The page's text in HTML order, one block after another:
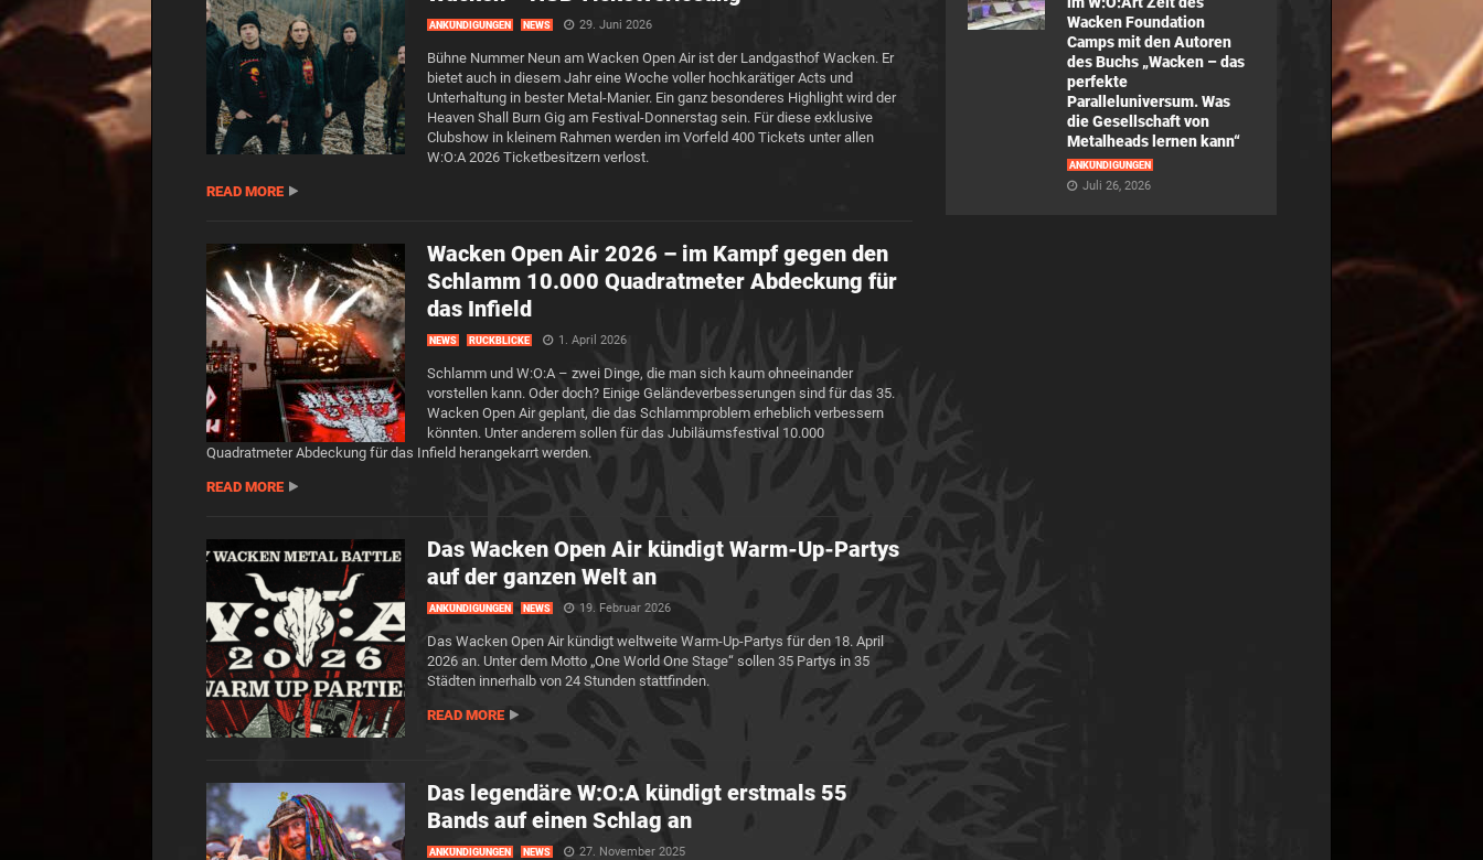
ANKÜNDIGUNGEN NEWS 29. Juni 2026
Bühne Nummer Neun am Wacken Open Air ist der Landgasthof Wacken. Er
bietet auch in diesem Jahr eine Woche voller hochkarätiger Acts und
Unterhaltung in bester Metal-Manier. Ein ganz besonderes Highlight wird der
Heaven Shall Burn Gig am Festival-Donnerstag sein. Für diese exklusive
Clubshow in kleinem Rahmen werden im Vorfeld 400 Tickets unter allen
W:O:A 2026 Ticketbesitzern verlost.
READ MORE
Wacken Open Air 2026 – im Kampf gegen den
Schlamm 10.000 Quadratmeter Abdeckung für
das Infield
NEWS RÜCKBLICKE 1. April 2026
Schlamm und W:O:A – zwei Dinge, die man sich kaum ohneeinander
vorstellen kann. Oder doch? Einige Geländeverbesserungen sind für das 35.
Wacken Open Air geplant, die das Schlammproblem erheblich verbessern
könnten. Unter anderem sollen für das Jubiläumsfestival 10.000
Quadratmeter Abdeckung für das Infield herangekarrt werden.
READ MORE
Das Wacken Open Air kündigt Warm-Up-Partys
auf der ganzen Welt an
ANKÜNDIGUNGEN NEWS 19. Februar 2026
Das Wacken Open Air kündigt weltweite Warm-Up-Partys für den 18. April
2026 an. Unter dem Motto „One World One Stage“ sollen 35 Partys in 35
Städten innerhalb von 24 Stunden stattfinden.
READ MORE
Das legendäre W:O:A kündigt erstmals 55
Bands auf einen Schlag an
ANKÜNDIGUNGEN NEWS 27. November 2025
Wacken Foundation
Camps mit den Autoren
des Buchs „Wacken – das
perfekte
Paralleluniversum. Was
die Gesellschaft von
Metalheads lernen kann“
ANKÜNDIGUNGEN
Juli 26, 2026